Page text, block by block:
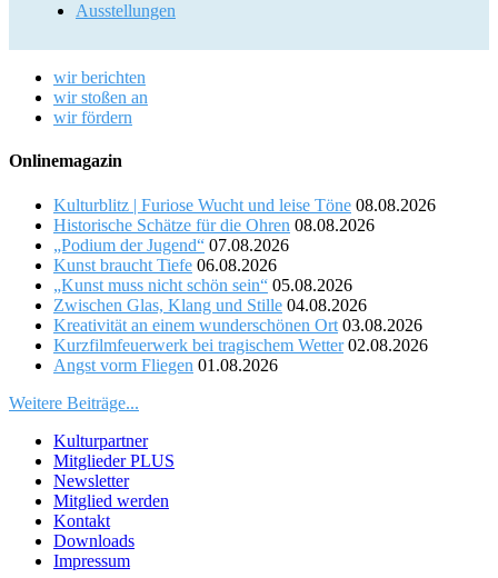
Ausstellungen
wir berichten
wir stoßen an
wir fördern
Onlinemagazin
Kulturblitz | Furiose Wucht und leise Töne 08.08.2026
Historische Schätze für die Ohren 08.08.2026
„Podium der Jugend“ 07.08.2026
Kunst braucht Tiefe 06.08.2026
„Kunst muss nicht schön sein“ 05.08.2026
Zwischen Glas, Klang und Stille 04.08.2026
Kreativität an einem wunderschönen Ort 03.08.2026
Kurzfilmfeuerwerk bei tragischem Wetter 02.08.2026
Angst vorm Fliegen 01.08.2026
Weitere Beiträge...
Kulturpartner
Mitglieder PLUS
Newsletter
Mitglied werden
Kontakt
Downloads
Impressum